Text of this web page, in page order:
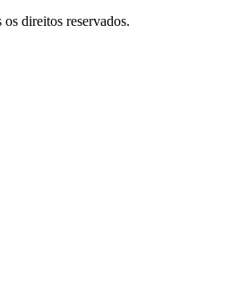
direitos reservados.